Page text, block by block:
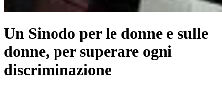
Un Sinodo per le donne e sulle
donne, per superare ogni
discriminazione